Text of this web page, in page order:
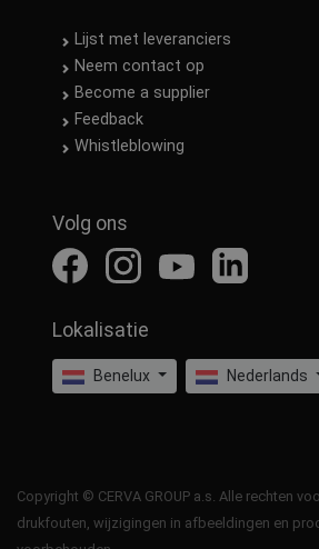
Lijst met leveranciers
Neem contact op
Become a supplier
Feedback
Whistleblowing
Volg ons
Lokalisatie
Benelux Nederlands
Copyright © CERVA GROUP a.s. Alle rechten
drukfouten, wijzigingen in afbeeldingen en